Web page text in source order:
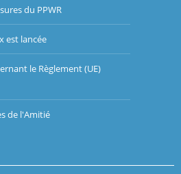
du PPWR
est lancée
le Règlement (UE)
de l'Amitié